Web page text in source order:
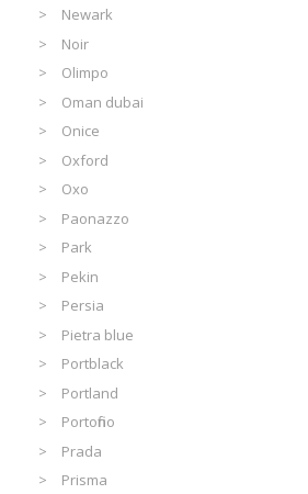
Newark
Noir
Olimpo
Oman dubai
Onice
Oxford
Oxo
Paonazzo
Park
Pekin
Persia
Pietra blue
Portblack
Portland
Portofino
Prada
Prisma